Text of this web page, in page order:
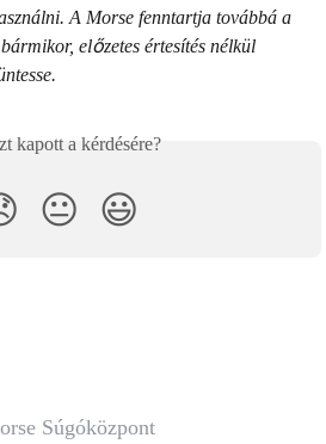
A Morse fenntartja továbbá a
előzetes értesítés nélkül
kapott a kérdésére?
😐 😃